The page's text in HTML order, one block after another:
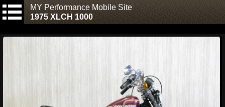
MY Performance Mobile Site
1975 XLCH 1000